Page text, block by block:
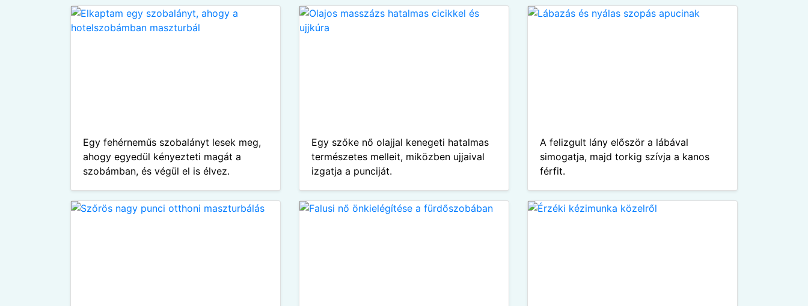
Egy fehérneműs szobalányt lesek meg,
ahogy egyedül kényezteti magát a
szobámban, és végül el is élvez.
Egy szőke nő olajjal kenegeti hatalmas
természetes melleit, miközben ujjaival
izgatja a punciját.
A felizgult lány először a lábával
simogatja, majd torkig szívja a kanos
férfit.